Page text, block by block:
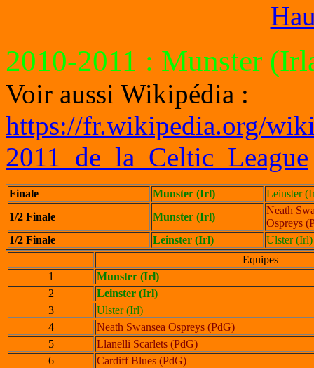
2010-2011 : Munster
Voir aussi Wikipédia :
https://fr.wikipedia.org/
2011_de_la_Celtic_League
Finale Munster (Irl) Leinster
1/2 Finale
Munster (Irl)
Neath
Ospreys
1/2 Finale
Leinster (Irl)
Ulster (Irl)
Equipes
1
Munster (Irl)
2
Leinster (Irl)
3
Ulster (Irl)
4
Neath Swansea Ospreys (PdG)
5
Llanelli Scarlets (PdG)
6
Cardiff Blues (PdG)